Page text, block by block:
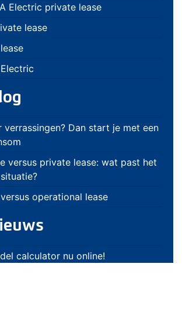
Electric private lease
lease
verrassingen? Dan start je met een
versus private lease: wat past het
operational lease
calculator nu online!